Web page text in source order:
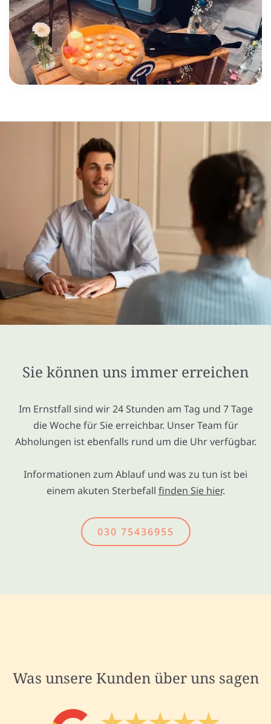
Sie können uns immer erreichen
Im Ernstfall sind wir 24 Stunden am Tag und 7 Tage
die Woche für Sie erreichbar. Unser Team für
Abholungen ist ebenfalls rund um die Uhr verfügbar.
Informationen zum Ablauf und was zu tun ist bei
einem akuten Sterbefall finden Sie hier.
030 75436955
Was unsere Kunden über uns sagen